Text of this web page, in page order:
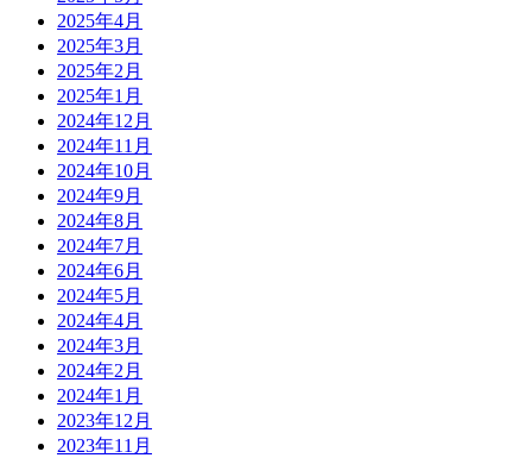
2025年4月
2025年3月
2025年2月
2025年1月
2024年12月
2024年11月
2024年10月
2024年9月
2024年8月
2024年7月
2024年6月
2024年5月
2024年4月
2024年3月
2024年2月
2024年1月
2023年12月
2023年11月